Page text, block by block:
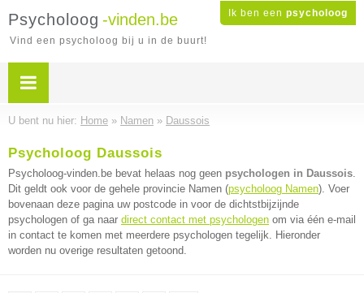
Ik ben een psycholoog
Psycholoog -vinden.be
Vind een psycholoog bij u in de buurt!
U bent nu hier: Home » Namen » Daussois
Psycholoog Daussois
Psycholoog-vinden.be bevat helaas nog geen psychologen in Daussois.
Dit geldt ook voor de gehele provincie Namen (psycholoog Namen). Voer
bovenaan deze pagina uw postcode in voor de dichtstbijzijnde
psychologen of ga naar direct contact met psychologen om via één e-mail
in contact te komen met meerdere psychologen tegelijk. Hieronder
worden nu overige resultaten getoond.